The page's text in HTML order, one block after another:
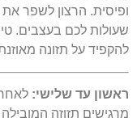
ופיסית. הרצון לשפר
שעולות לכם בעצבים.
להקפיד על תזונה
ראשון עד שלישי:
מרגישים תזוזה המובילה